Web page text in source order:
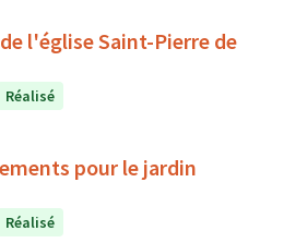
l'église Saint-Pierre de
Réalisé
pour le jardin
Réalisé